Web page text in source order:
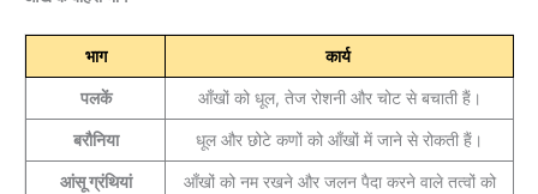
भाग कार्य
पलकें आँखों को धूल, तेज रोशनी और चोट से बचाती हैं।
बरौनिया धूल और छोटे कणों को आँखों में जाने से रोकती हैं।
आंसू ग्रंथियां
आँखों को नम रखने और जलन पैदा करने वाले तत्वों को